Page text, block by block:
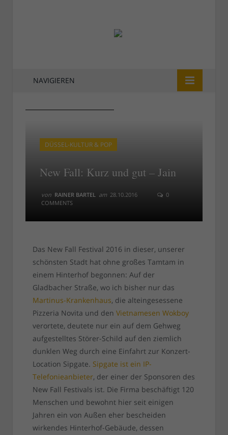
NAVIGIEREN
DÜSSEL-KULTUR & POP
New Fall: Kurz und gut – Jain
von RAINER BARTEL am 28.10.2016
0
COMMENTS
Das New Fall Festival 2016 in dieser, unserer
schönsten Stadt hat ohne großes Tamtam in
einem Hinterhof begonnen: Auf der
Gladbacher Straße, wo ich bisher nur das
Martinus-Krankenhaus, die alteingesessene
Pizzeria Novita und den Vietnamesen Wokboy
verortete, deutete nur ein auf dem Gehweg
aufgestelltes Störer-Schild auf den ziemlich
dunklen Weg durch eine Einfahrt zur Konzert-
Location Sipgate. Sipgate ist ein IP-
Telefonieanbieter, der einer der Sponsoren des
New Fall Festivals ist. Die Firma beschäftigt 120
Menschen und bewohnt hier seit einigen
Jahren ein von Außen eher bescheiden
wirkendes Hinterhof-Gebäude, dessen